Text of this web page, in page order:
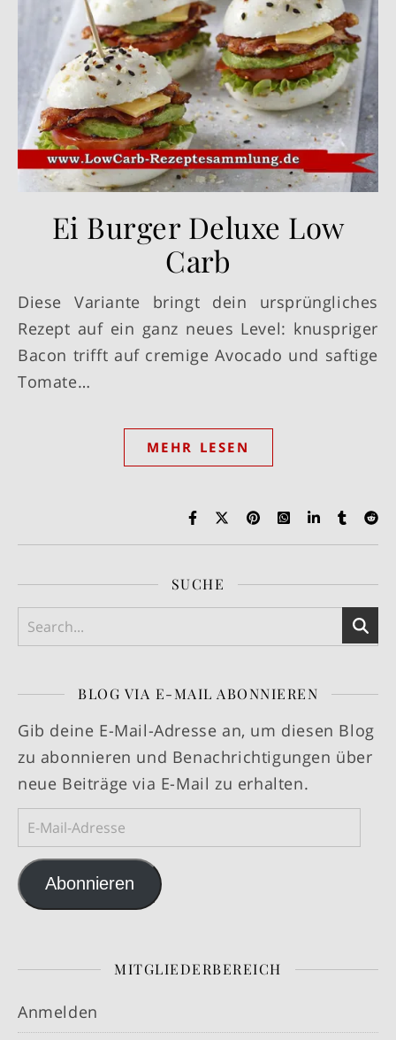
Ei Burger Deluxe Low
Carb
Diese Variante bringt dein ursprüngliches
Rezept auf ein ganz neues Level: knuspriger
Bacon trifft auf cremige Avocado und saftige
Tomate…
MEHR LESEN
SUCHE
BLOG VIA E-MAIL ABONNIEREN
Gib deine E-Mail-Adresse an, um diesen Blog
zu abonnieren und Benachrichtigungen über
neue Beiträge via E-Mail zu erhalten.
E-Mail-Adresse
Abonnieren
MITGLIEDERBEREICH
Anmelden